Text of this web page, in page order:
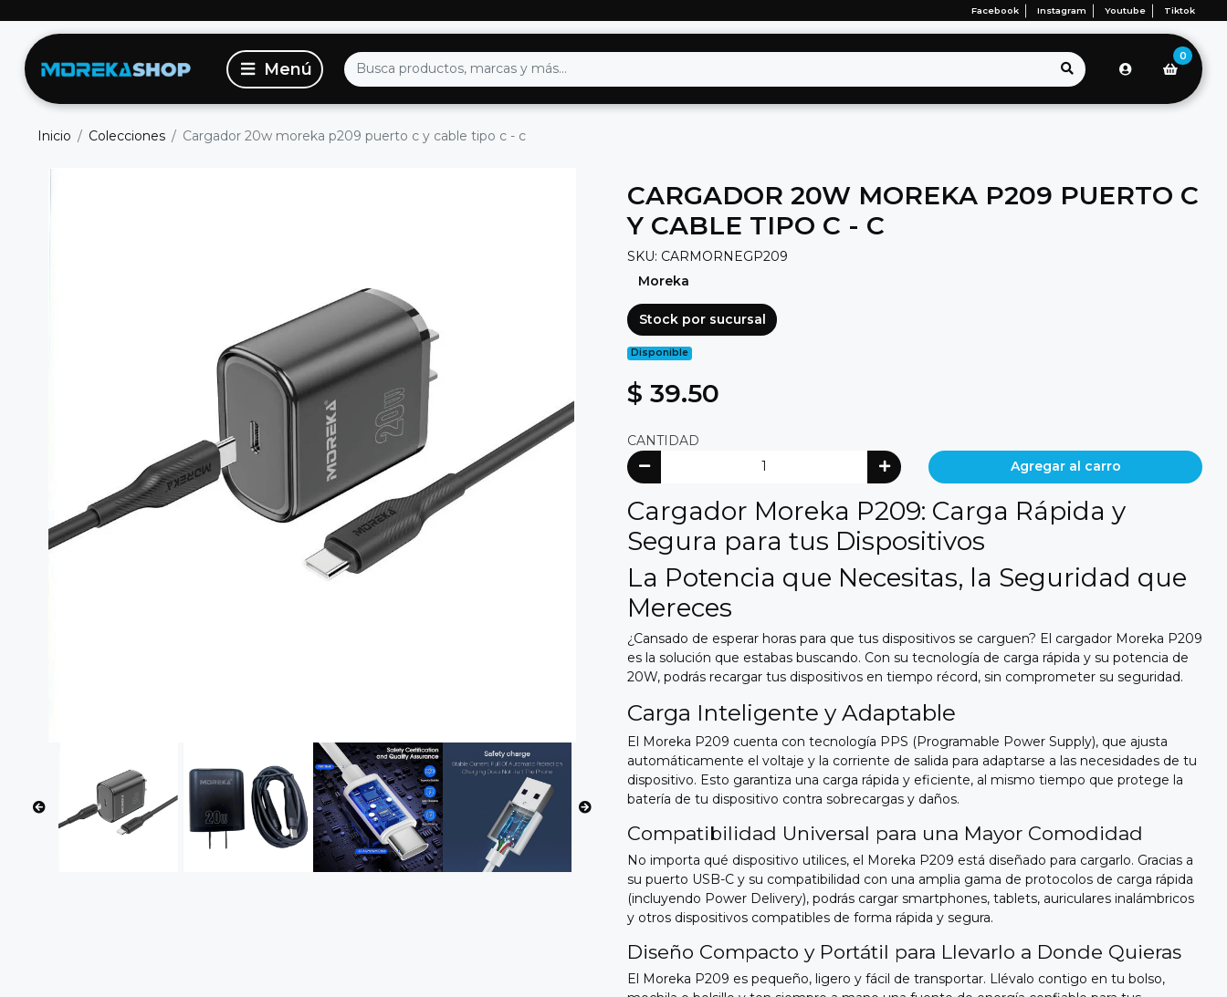
Facebook Instagram Youtube Tiktok
0
Inicio Colecciones Cargador 20w moreka p209 puerto c y cable tipo c - c
CARGADOR 20W MOREKA P209 PUERTO C
Y CABLE TIPO C - C
SKU: CARMORNEGP209
Moreka
Stock por sucursal
Disponible
$ 39.50
CANTIDAD
Agregar al carro
Cargador Moreka P209: Carga Rápida y
Segura para tus Dispositivos
La Potencia que Necesitas, la Seguridad que
Mereces
¿Cansado de esperar horas para que tus dispositivos se carguen? El cargador Moreka P209
es la solución que estabas buscando. Con su tecnología de carga rápida y su potencia de
20W, podrás recargar tus dispositivos en tiempo récord, sin comprometer su seguridad.
Carga Inteligente y Adaptable
El Moreka P209 cuenta con tecnología PPS (Programable Power Supply), que ajusta
automáticamente el voltaje y la corriente de salida para adaptarse a las necesidades de tu
dispositivo. Esto garantiza una carga rápida y eficiente, al mismo tiempo que protege la
batería de tu dispositivo contra sobrecargas y daños.
Compatibilidad Universal para una Mayor Comodidad
No importa qué dispositivo utilices, el Moreka P209 está diseñado para cargarlo. Gracias a
su puerto USB-C y su compatibilidad con una amplia gama de protocolos de carga rápida
(incluyendo Power Delivery), podrás cargar smartphones, tablets, auriculares inalámbricos
y otros dispositivos compatibles de forma rápida y segura.
Diseño Compacto y Portátil para Llevarlo a Donde Quieras
El Moreka P209 es pequeño, ligero y fácil de transportar. Llévalo contigo en tu bolso,